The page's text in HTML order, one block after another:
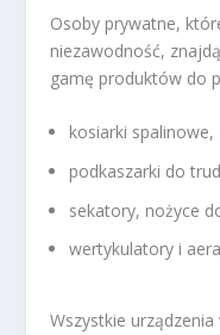
Osoby prywatne,
niezawodność,
gamę produktów do
kosiarki
podkaszarki do
sekatory, nożyce
wertykulatory i
Wszystkie